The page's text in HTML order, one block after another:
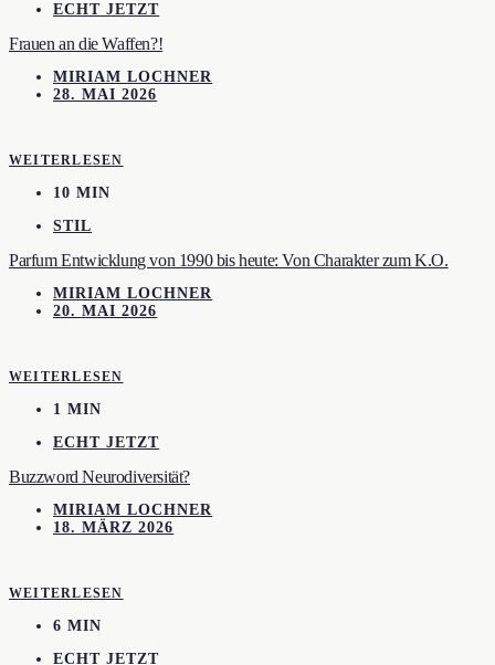
ECHT JETZT
Frauen an die Waffen?!
MIRIAM LOCHNER
28. MAI 2026
WEITERLESEN
10 MIN
STIL
Parfum Entwicklung von 1990 bis heute: Von Charakter zum K.O.
MIRIAM LOCHNER
20. MAI 2026
WEITERLESEN
1 MIN
ECHT JETZT
Buzzword Neurodiversität?
MIRIAM LOCHNER
18. MÄRZ 2026
WEITERLESEN
6 MIN
ECHT JETZT